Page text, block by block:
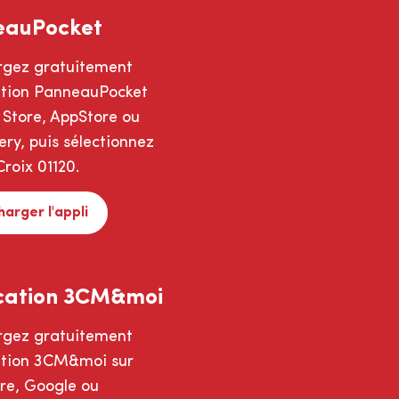
gratuitement
PanneauPocket
AppStore ou
puis sélectionnez
01120.
l'appli
3CM&moi
gratuitement
3CM&moi sur
Google ou